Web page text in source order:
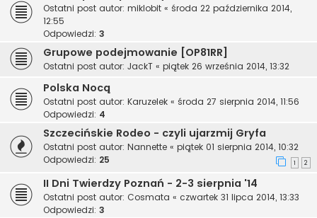
Ostatni post autor: miklobit « środa 22 października 2014,
12:55
Odpowiedzi: 3
Grupowe podejmowanie [OP81RR]
Ostatni post autor: JackT « piątek 26 września 2014, 13:32
Polska Nocą
Ostatni post autor: Karuzelek « środa 27 sierpnia 2014, 11:56
Odpowiedzi: 4
Szczecińskie Rodeo - czyli ujarzmij Gryfa
Ostatni post autor: Nannette « piątek 01 sierpnia 2014, 10:32
Odpowiedzi: 25 1 2
II Dni Twierdzy Poznań - 2-3 sierpnia '14
Ostatni post autor: Cosmata « czwartek 31 lipca 2014, 13:33
Odpowiedzi: 3